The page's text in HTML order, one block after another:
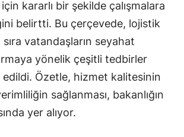
kararlı bir şekilde çalışmalara
belirtti. Bu çerçevede, lojistik
vatandaşların seyahat
yönelik çeşitli tedbirler
edildi. Özetle, hizmet kalitesinin
sağlanması, bakanlığın
yer alıyor.